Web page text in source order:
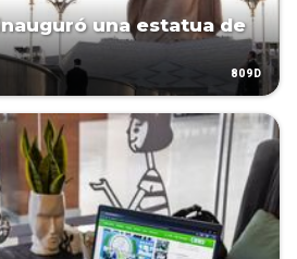
una estatua de
809D